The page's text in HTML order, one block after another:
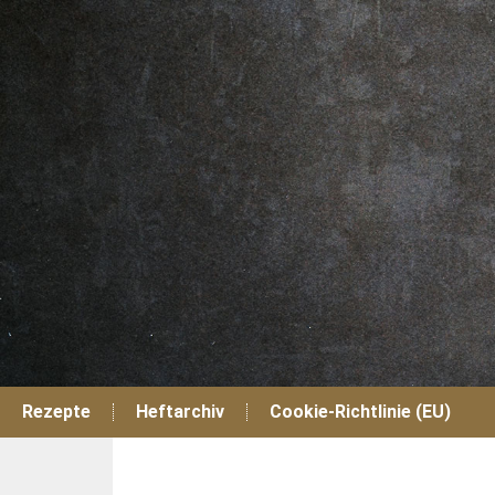
Zum
Inhalt
Rezepte Heftarchiv Cookie-Richtlinie (EU)